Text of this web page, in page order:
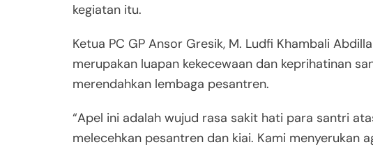
kegiatan itu.
Ketua PC GP Ansor Gresik, M. Ludfi Khambali
merupakan luapan kekecewaan dan keprihatinan
merendahkan lembaga pesantren.
“Apel ini adalah wujud rasa sakit hati para santri
melecehkan pesantren dan kiai. Kami menyerukan